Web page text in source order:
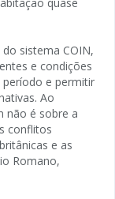
sistema COIN,
e condições
período e permitir
Ao
não é sobre a
conflitos
e as
Romano,